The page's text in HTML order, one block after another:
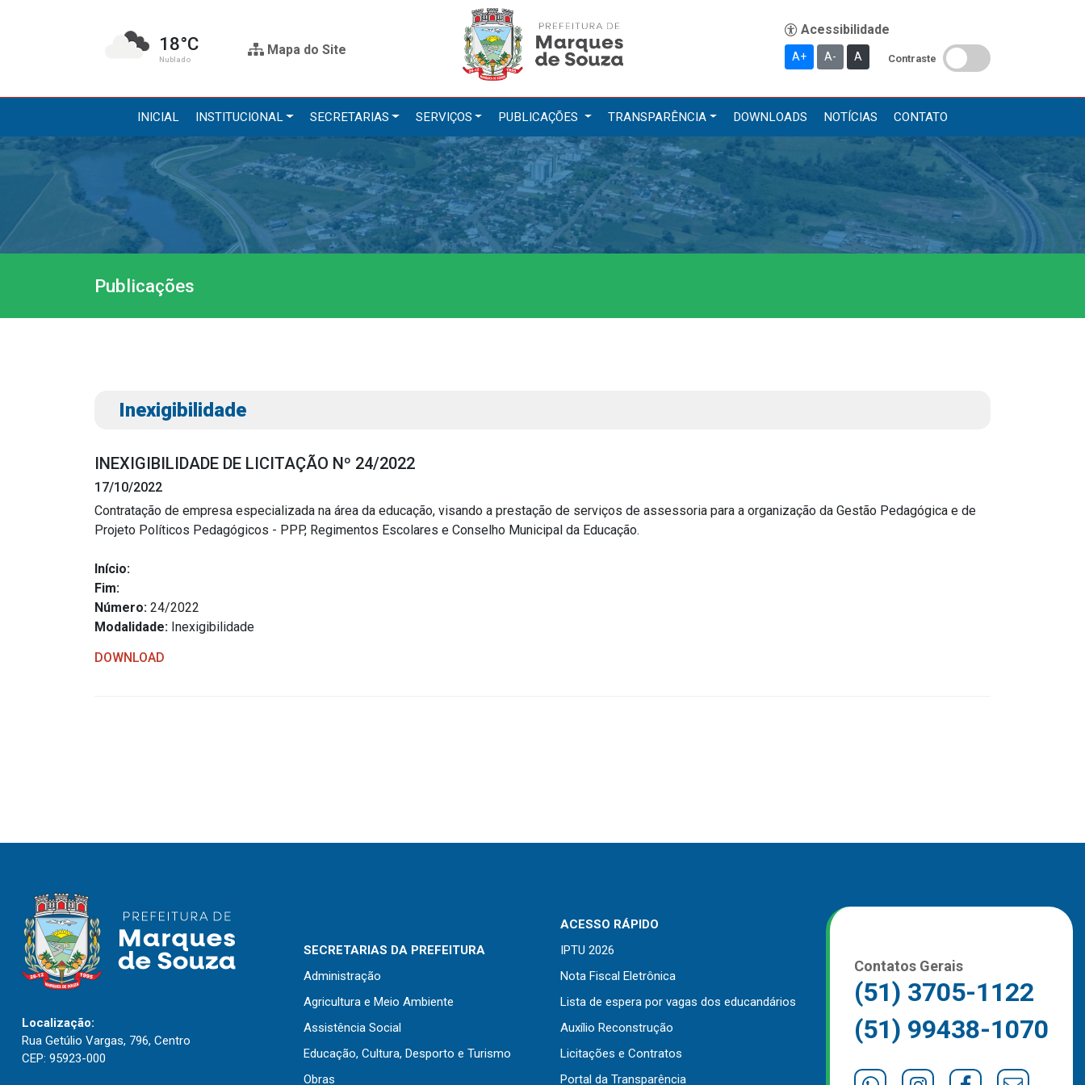
18°C
Nublado
Mapa do Site A+ A- A Contraste
INICIAL INSTITUCIONAL SECRETARIAS SERVIÇOS PUBLICAÇÕES TRANSPARÊNCIA DOWNLOADS NOTÍCIAS CONTATO
Institucional
A Prefeitura
Gabinete do Prefeito
História do Município
Secretarias
Administração
Agricultura e Meio Ambiente
Serviços
IPTU 2026
Nota Fiscal Eletrônica
Publicações
Diário Oficial (Novo)
Diário Oficial (Até 30/04)
Portal da Transparência
Radar da Transparência
Publicações
Inexigibilidade
INEXIGIBILIDADE DE LICITAÇÃO Nº 24/2022
17/10/2022
Contratação de empresa especializada na área da educação, visando a prestação de serviços de assessoria para a organização da Gestão Pedagógica e de
Projeto Políticos Pedagógicos - PPP, Regimentos Escolares e Conselho Municipal da Educação.
Início:
Fim:
Número: 24/2022
Modalidade: Inexigibilidade
DOWNLOAD
Localização:
Rua Getúlio Vargas, 796, Centro
CEP: 95923-000
SECRETARIAS DA PREFEITURA
Administração
Agricultura e Meio Ambiente
Assistência Social
Educação, Cultura, Desporto e Turismo
Obras
ACESSO RÁPIDO
IPTU 2026
Nota Fiscal Eletrônica
Lista de espera por vagas dos educandários
Auxílio Reconstrução
Licitações e Contratos
Portal da Transparência
Contatos Gerais
(51) 3705-1122
(51) 99438-1070